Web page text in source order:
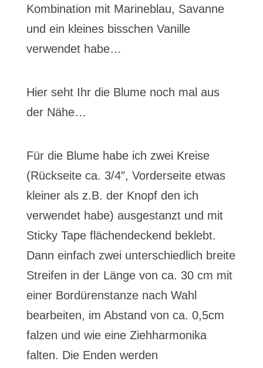
Kombination mit Marineblau, Savanne
und ein kleines bisschen Vanille
verwendet habe…
Hier seht Ihr die Blume noch mal aus
der Nähe…
Für die Blume habe ich zwei Kreise
(Rückseite ca. 3/4″, Vorderseite etwas
kleiner als z.B. der Knopf den ich
verwendet habe) ausgestanzt und mit
Sticky Tape flächendeckend beklebt.
Dann einfach zwei unterschiedlich breite
Streifen in der Länge von ca. 30 cm mit
einer Bordürenstanze nach Wahl
bearbeiten, im Abstand von ca. 0,5cm
falzen und wie eine Ziehharmonika
falten. Die Enden werden